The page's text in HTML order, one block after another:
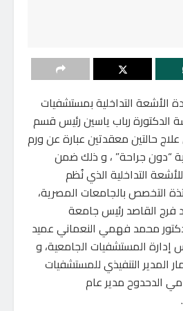
الأشعة التداخلية بمستشفيات
الدكتورة رباب ياسين رئيس قسم
حالتين معقدتين عبارة عن ورم
“دون جراحة” ، و ذلك ضمن
التداخلية الذي نُظم
التخصص بالجامعات المصرية،
فرج القاصد رئيس جامعة
محمد فهمي النعماني عميد
المستشفيات الجامعية، و
المدير التنفيذي للمستشفيات
الدحدوح مدير عام